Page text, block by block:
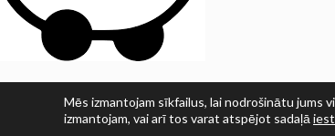
© SIA PRINT LV 2025
Mēs izmantojam sīkfailus, lai nodrošinātu jums
izmantojam, vai arī tos varat atspējot sadaļā